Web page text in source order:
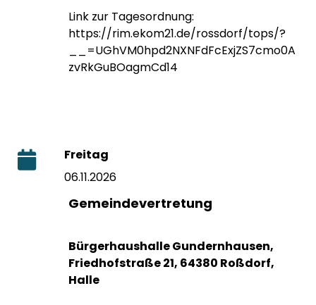
Link zur Tagesordnung:
https://rim.ekom21.de/rossdorf/tops/?
__=UGhVM0hpd2NXNFdFcExjZS7cmo0A
zvRkGuBOagmCd14
Freitag
06.11.2026
Gemeindevertretung
Bürgerhaushalle Gundernhausen,
Friedhofstraße 21, 64380 Roßdorf,
Halle